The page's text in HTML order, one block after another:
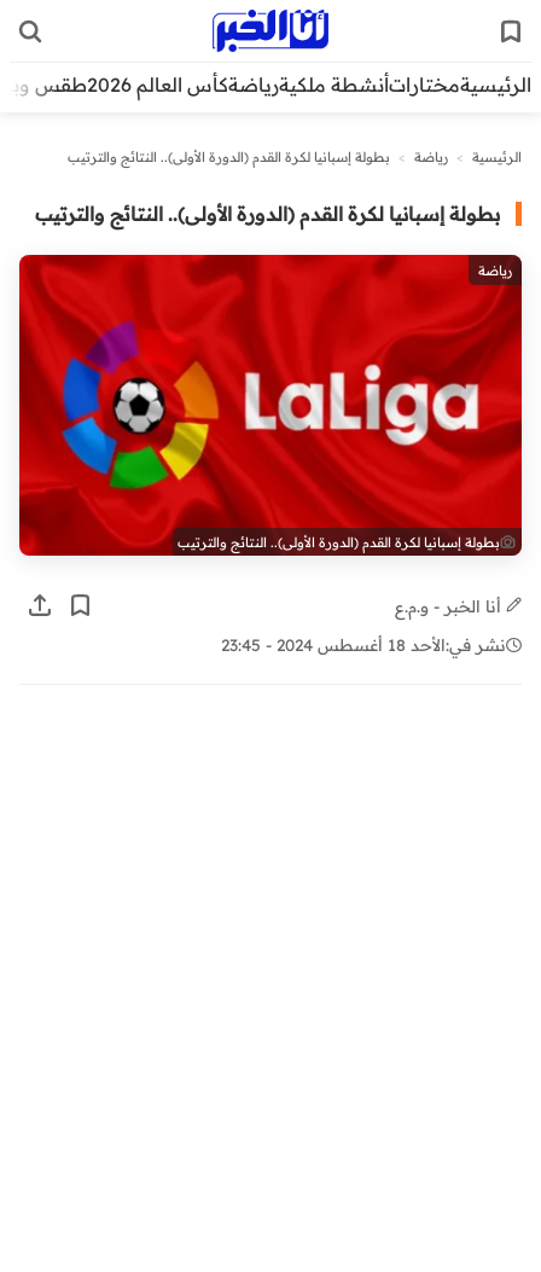
الرئيسيةمختاراتأنشطة ملكيةرياضةكأس العالم 2026 طقس
الرئيسية > رياضة > بطولة إسبانيا لكرة القدم (الدورة الأولى).. النتائج والترتيب
بطولة إسبانيا لكرة القدم (الدورة الأولى).. النتائج والترتيب
رياضة
بطولة إسبانيا لكرة القدم (الدورة الأولى).. النتائج والترتيب
أنا الخبر - و.م.ع
نشر في:الأحد 18 أغسطس 2024 - 23:45